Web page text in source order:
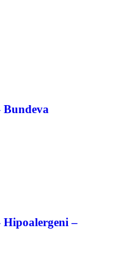
Bundeva
Hipoalergeni –